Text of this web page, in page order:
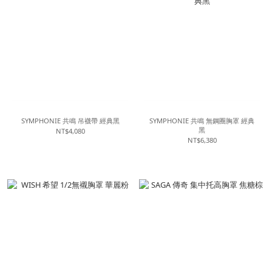
SYMPHONIE 共鳴 吊襪帶 經典黑
NT$4,080
SYMPHONIE 共鳴 無鋼圈胸罩 經典
黑
NT$6,380